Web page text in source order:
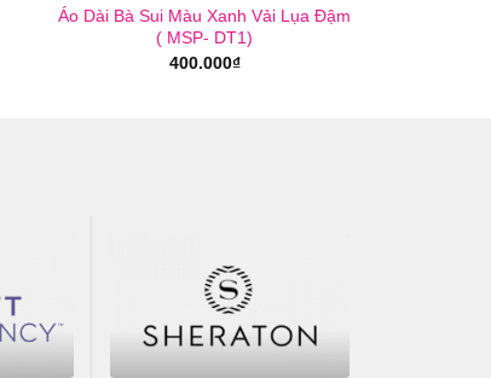
Áo Dài Bà Sui Màu Xanh Vải Lụa Đậm
( MSP- DT1)
400.000₫